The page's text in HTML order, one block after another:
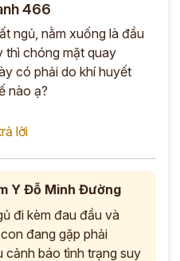
466
ngủ, nằm xuống là đầu
thì chóng mặt quay
có phải do khí huyết
nào ạ?
lời
Y Đỗ Minh Đường
đi kèm đau đầu và
đang gặp phải
cảnh báo tình trạng suy